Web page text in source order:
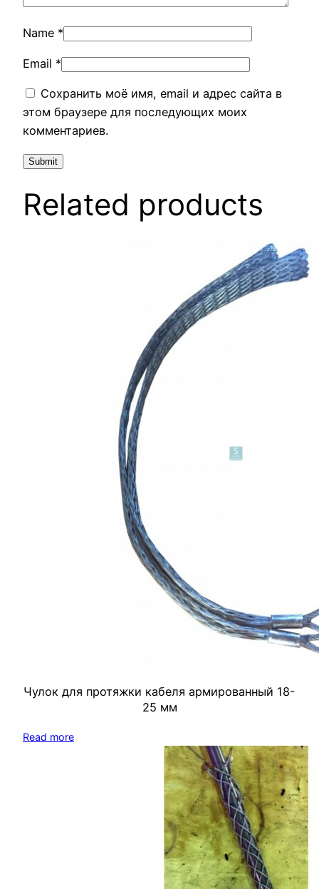
Name *
Email *
Сохранить моё имя, email и адрес сайта в
этом браузере для последующих моих
комментариев.
Related products
Чулок для протяжки кабеля армированный 18-
25 мм
Read more